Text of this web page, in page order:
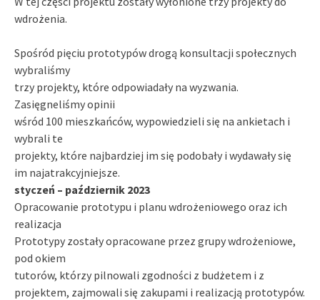
wdrożenia.
Spośród pięciu prototypów drogą konsultacji społecznych
wybraliśmy
trzy projekty, które odpowiadały na wyzwania.
Zasięgneliśmy opinii
wśród 100 mieszkańców, wypowiedzieli się na ankietach i
wybrali te
projekty, które najbardziej im się podobały i wydawały się
im najatrakcyjniejsze.
styczeń – październik 2023
Opracowanie prototypu i planu wdrożeniowego oraz ich
realizacja
Prototypy zostały opracowane przez grupy wdrożeniowe,
pod okiem
tutorów, którzy pilnowali zgodności z budżetem i z
projektem, zajmowali się zakupami i realizacją prototypów.